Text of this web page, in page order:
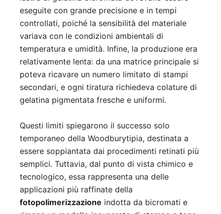
eseguite con grande precisione e in tempi
controllati, poiché la sensibilità del materiale
variava con le condizioni ambientali di
temperatura e umidità. Infine, la produzione era
relativamente lenta: da una matrice principale si
poteva ricavare un numero limitato di stampi
secondari, e ogni tiratura richiedeva colature di
gelatina pigmentata fresche e uniformi.
Questi limiti spiegarono il successo solo
temporaneo della Woodburytipia, destinata a
essere soppiantata dai procedimenti retinati più
semplici. Tuttavia, dal punto di vista chimico e
tecnologico, essa rappresenta una delle
applicazioni più raffinate della
fotopolimerizzazione indotta da bicromati e